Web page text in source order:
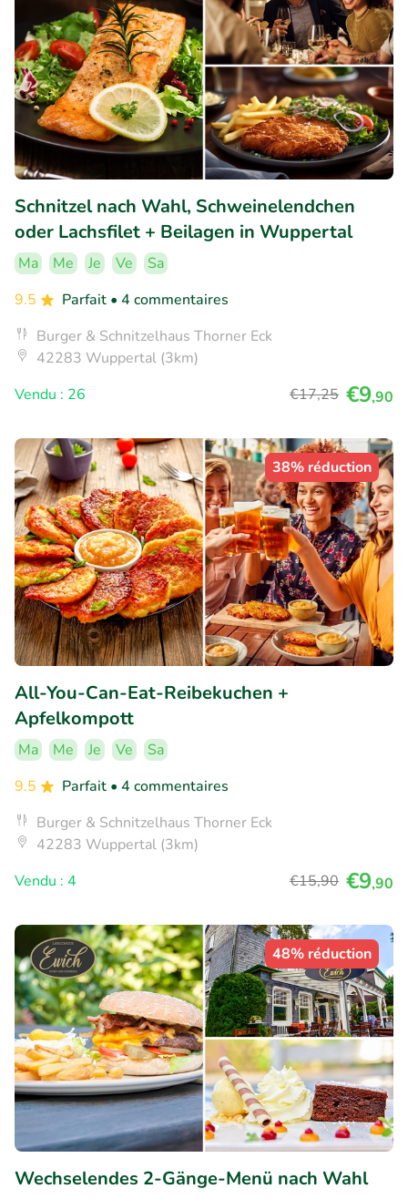
Schnitzel nach Wahl, Schweinelendchen
oder Lachsfilet + Beilagen in Wuppertal
Ma Me Je Ve
Sa
9.5
Parfait • 4 commentaires
Burger & Schnitzelhaus Thorner Eck
42283 Wuppertal (3km)
Vendu : 26
€17,25 €9,90
38% réduction
All-You-Can-Eat-Reibekuchen +
Apfelkompott
Ma Me Je Ve
Sa
9.5
Parfait • 4 commentaires
Burger & Schnitzelhaus Thorner Eck
42283 Wuppertal (3km)
Vendu : 4
€15,90 €9,90
48% réduction
Wechselendes 2-Gänge-Menü nach Wahl